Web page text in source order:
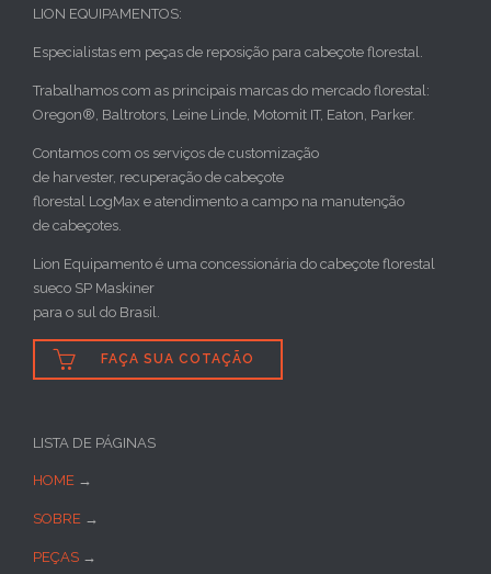
LION EQUIPAMENTOS:
Especialistas em peças de reposição para cabeçote florestal.
Trabalhamos com as principais marcas do mercado florestal:
Oregon®, Baltrotors, Leine Linde, Motomit IT, Eaton, Parker.
Contamos com os serviços de customização
de harvester, recuperação de cabeçote
florestal LogMax e atendimento a campo na manutenção
de cabeçotes.
Lion Equipamento é uma concessionária do cabeçote florestal
sueco SP Maskiner
para o sul do Brasil.
 FAÇA SUA COTAÇÃO
LISTA DE PÁGINAS
HOME →
SOBRE →
PEÇAS →